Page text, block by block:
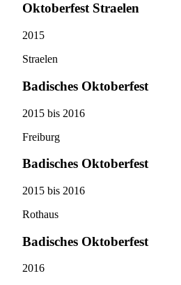
Oktoberfest Straelen
2015
Straelen
Badisches Oktoberfest
2015 bis 2016
Freiburg
Badisches Oktoberfest
2015 bis 2016
Rothaus
Badisches Oktoberfest
2016